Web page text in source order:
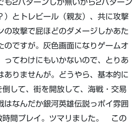
も2パターンしか無いから2パターン
）とトレビール（親友）、共に攻撃
の攻撃で屁ほどのダメージしかあた
のですが。灰色画面になりゲームオ
ってわけにもいかないので、とりあ
りませんが。どうやら、基本的に
して、街を開放して、海戦・交易
なんだか銀河英雄伝説っポイ雰囲
時間プレイ。ツマリました。 この